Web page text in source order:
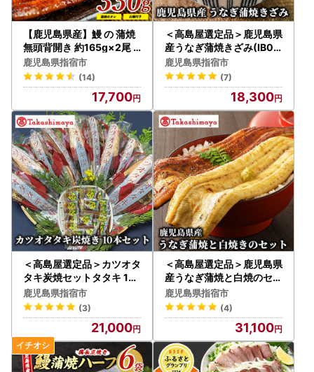
【鹿児島県産】鰻 の 蒲焼
無頭背開き 約165g×2尾
山中水産 IB022-001 うな
ぎ
鹿児島県指宿市
(14)
17,700
＜高島屋選定品＞鹿児島県
産うなぎ蒲焼きざみ(IB00
1-041/59D1776)
鹿児島県指宿市
(7)
18,300
＜高島屋選定品＞カツオタ
タキ炭焼セットタタキ 10
本入り(IB001-039/59D1
754)
鹿児島県指宿市
(3)
21,000
＜高島屋選定品＞鹿児島県
産うなぎ蒲焼と白焼のセッ
ト(各2尾)(IB001-042/59
D1780)
鹿児島県指宿市
(4)
31,100